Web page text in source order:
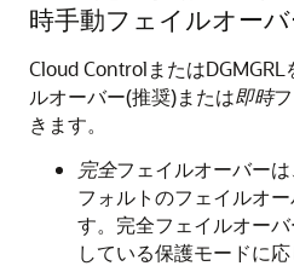
時手動フェイルオー
Cloud ControlまたはDGMGRL
ルオーバー(推奨)または即時
きます。
完全フェイルオーバー
フォルトのフェイルオ
す。完全フェイルオー
している保護モードに